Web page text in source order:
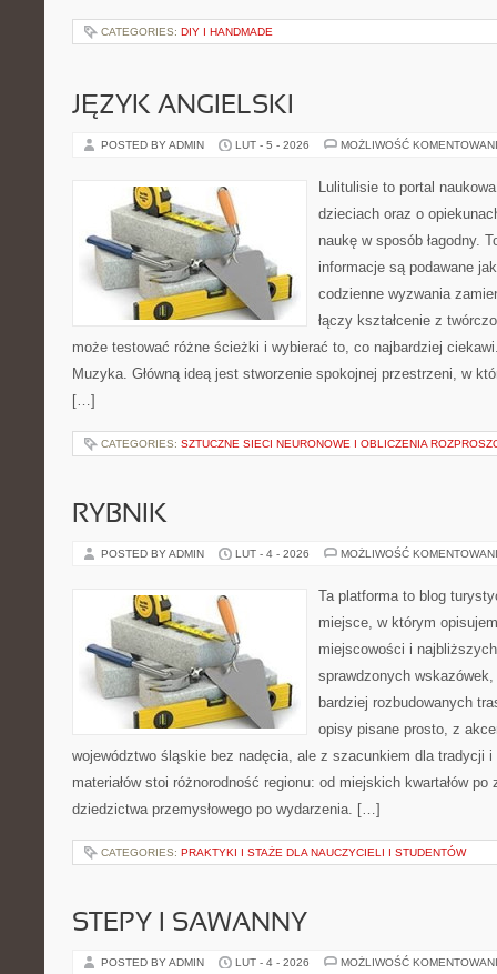
CATEGORIES: DIY I HANDMADE
JĘZYK ANGIELSKI
POSTED BY ADMIN LUT - 5 - 2026 MOŻLIWOŚĆ
Lulitulisie to portal
dzieciach oraz o
naukę w sposób łagodny.
informacje są podawane
codzienne wyzwania
łączy kształcenie z
może testować różne ścieżki i wybierać to, co najbardziej
Muzyka. Główną ideą jest stworzenie spokojnej przestrzeni, w
[…]
CATEGORIES: SZTUCZNE SIECI NEURONOWE I OBLICZENIA
RYBNIK
POSTED BY ADMIN LUT - 4 - 2026 MOŻLIWOŚĆ
Ta platforma to blog
miejsce, w którym
miejscowości i
sprawdzonych
bardziej rozbudowanych
opisy pisane prosto, z
województwo śląskie bez nadęcia, ale z szacunkiem dla tradycji
materiałów stoi różnorodność regionu: od miejskich kwartałów po
dziedzictwa przemysłowego po wydarzenia. […]
CATEGORIES: PRAKTYKI I STAŻE DLA NAUCZYCIELI I STUDENTÓW
STEPY I SAWANNY
POSTED BY ADMIN LUT - 4 - 2026 MOŻLIWOŚĆ